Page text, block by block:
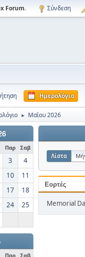
Forum. Σύνδεση
Ημερολόγιο
► Μαΐου 2026
Παρ Σαβ
3
4
10
11
17
18
24
25
Παρ Σαβ
Λίστα
Εορτές
Memorial